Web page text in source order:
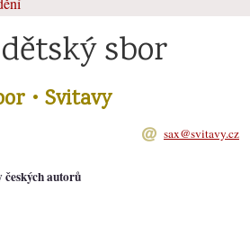
sbor
• Svitavy
českých autorů
sax@svitavy.cz